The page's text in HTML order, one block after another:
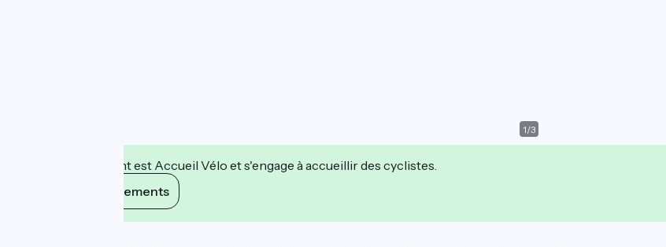
1/3
Cet établissement est Accueil Vélo et s'engage à accueillir des cyclistes.
Voir ses engagements